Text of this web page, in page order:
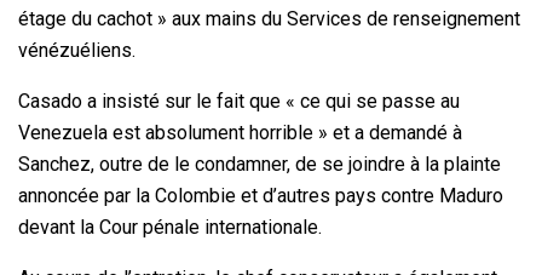
étage du cachot » aux mains du Services de renseignement
vénézuéliens.
Casado a insisté sur le fait que « ce qui se passe au
Venezuela est absolument horrible » et a demandé à
Sanchez, outre de le condamner, de se joindre à la plainte
annoncée par la Colombie et d’autres pays contre Maduro
devant la Cour pénale internationale.